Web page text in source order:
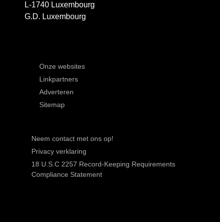
L-1740 Luxembourg
G.D. Luxembourg
Onze websites
Linkpartners
Adverteren
Sitemap
Neem contact met ons op!
Privacy verklaring
18 U.S.C 2257 Record-Keeping Requirements
Compliance Statement